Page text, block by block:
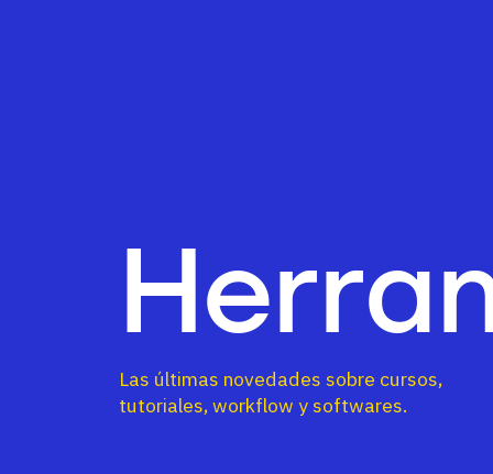
Las últimas novedades sobre cursos,
tutoriales, workflow y softwares.